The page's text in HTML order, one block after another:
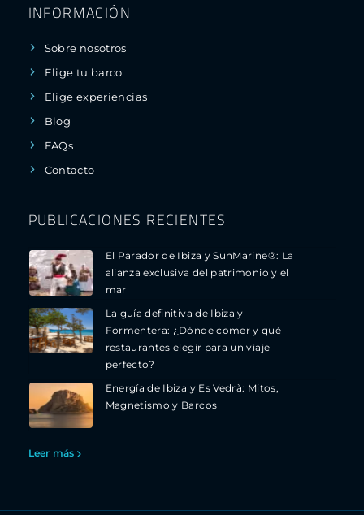
INFORMACIÓN
Sobre nosotros
Elige tu barco
Elige experiencias
Blog
FAQs
Contacto
PUBLICACIONES RECIENTES
El Parador de Ibiza y SunMarine®: La
alianza exclusiva del patrimonio y el
mar
La guía definitiva de Ibiza y
Formentera: ¿Dónde comer y qué
restaurantes elegir para un viaje
perfecto?
Energía de Ibiza y Es Vedrà: Mitos,
Magnetismo y Barcos
Leer más